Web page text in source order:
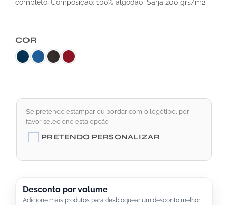
completo. Composição: 100% algodão. Sarja 200 grs/m2.
COR
Se pretende estampar ou bordar com o logótipo, por
favor selecione esta opção
PRETENDO PERSONALIZAR
Desconto por volume
Adicione mais produtos para desbloquear um desconto melhor.
T